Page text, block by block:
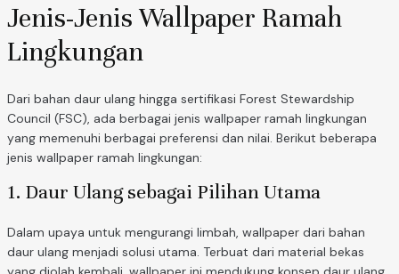
Jenis-Jenis Wallpaper Ramah
Lingkungan
Dari bahan daur ulang hingga sertifikasi Forest Stewardship
Council (FSC), ada berbagai jenis wallpaper ramah lingkungan
yang memenuhi berbagai preferensi dan nilai. Berikut beberapa
jenis wallpaper ramah lingkungan:
1. Daur Ulang sebagai Pilihan Utama
Dalam upaya untuk mengurangi limbah, wallpaper dari bahan
daur ulang menjadi solusi utama. Terbuat dari material bekas